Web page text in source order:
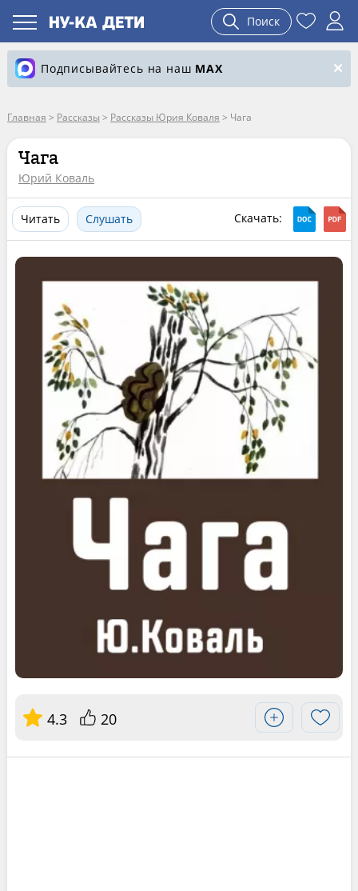
Поиск
Подписывайтесь на наш MAX
Главная > Рассказы > Рассказы Юрия Коваля > Чага
Чага
Юрий Коваль
Читать Слушать Скачать:
4.3 20